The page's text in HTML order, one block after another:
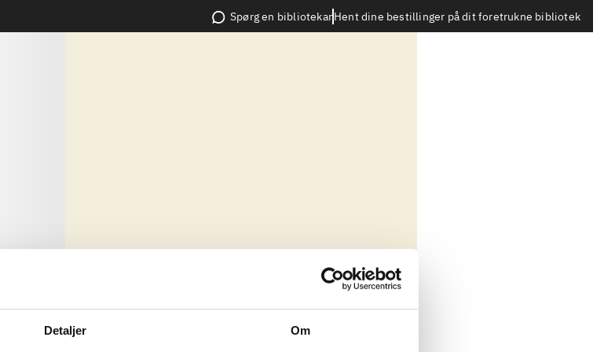
Detaljer Om
Spørg en bibliotekarHent dine bestillinger på dit foretrukne bibliotek